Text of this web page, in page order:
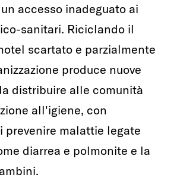
accesso inadeguato ai
sanitari. Riciclando il
scartato e parzialmente
produce nuove
distribuire alle comunità
all'igiene, con
prevenire malattie legate
diarrea e polmonite e la